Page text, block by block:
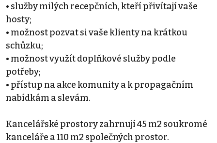
• služby milých recepčních, kteří přivítají vaše
hosty;
• možnost pozvat si vaše klienty na krátkou
schůzku;
• možnost využít doplňkové služby podle
potřeby;
• přístup na akce komunity a k propagačním
nabídkám a slevám.
Kancelářské prostory zahrnují 45 m2 soukromé
kanceláře a 110 m2 společných prostor.